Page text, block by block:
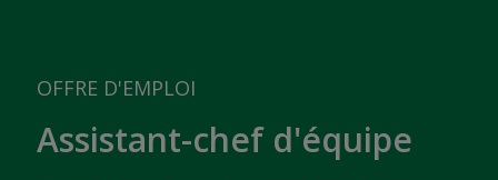
OFFRE D'EMPLOI
Assistant-chef d'équipe